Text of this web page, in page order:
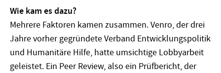
Wie kam es dazu?
Mehrere Faktoren kamen zusammen. Venro, der drei
Jahre vorher gegründete Verband Entwicklungspolitik
und Humanitäre Hilfe, hatte umsichtige Lobbyarbeit
geleistet. Ein Peer Review, also ein Prüfbericht, der